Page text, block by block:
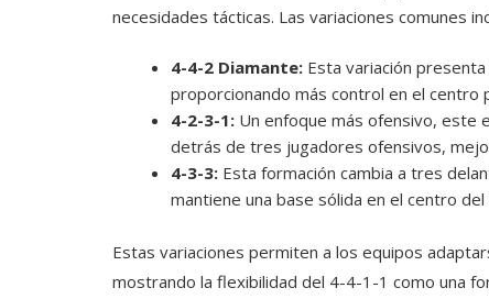
necesidades tácticas. Las variaciones comunes
4-4-2 Diamante: Esta variación
proporcionando más control en el centro
4-2-3-1: Un enfoque más ofensivo, este
detrás de tres jugadores ofensivos,
4-3-3: Esta formación cambia a tres
mantiene una base sólida en el centro del
Estas variaciones permiten a los equipos
mostrando la flexibilidad del 4-4-1-1 como una